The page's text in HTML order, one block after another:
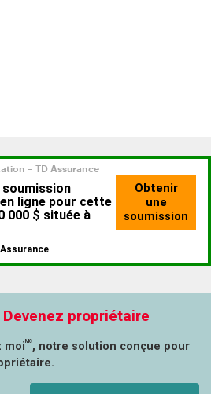
propriétaire
moi MC, notre solution conçue pour